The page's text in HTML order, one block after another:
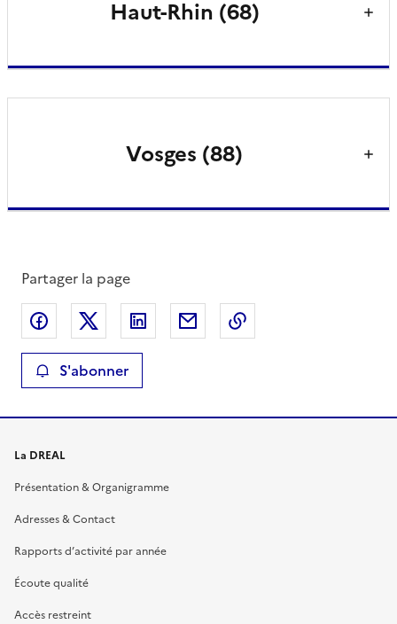
Haut-Rhin (68)
Vosges (88)
Partager la page
Partager sur Facebook
Partager sur XPartager sur LinkedIn
Partager par email
S'abonner
La DREAL
Présentation & Organigramme
Adresses & Contact
Rapports d’activité par année
Écoute qualité
Accès restreint